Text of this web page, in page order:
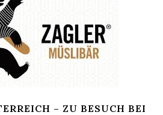
– ZU BESUCH BEI